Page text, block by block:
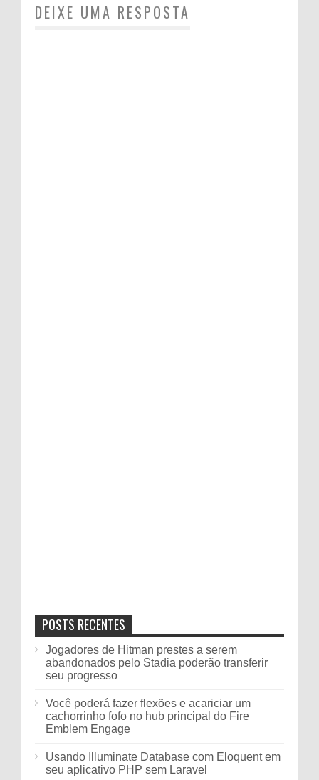
DEIXE UMA RESPOSTA
POSTS RECENTES
Jogadores de Hitman prestes a serem
abandonados pelo Stadia poderão transferir
seu progresso
Você poderá fazer flexões e acariciar um
cachorrinho fofo no hub principal do Fire
Emblem Engage
Usando Illuminate Database com Eloquent em
seu aplicativo PHP sem Laravel